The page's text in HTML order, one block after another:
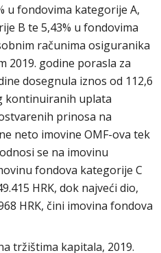
u fondovima kategorije A,
B te 5,43% u fondovima
računima osiguranika
2019. godine porasla za
dosegnula iznos od 112,6
kontinuiranih uplata
prinosa na
neto imovine OMF-ova tek
se na imovinu
fondova kategorije C
HRK, dok najveći dio,
HRK, čini imovina fondova
tržištima kapitala, 2019.